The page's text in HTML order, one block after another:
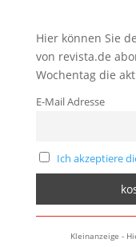
Hier können Sie
von revista.de
Wochentag die
E-Mail Adresse
Ich akzeptiere
Kleinanzeige -